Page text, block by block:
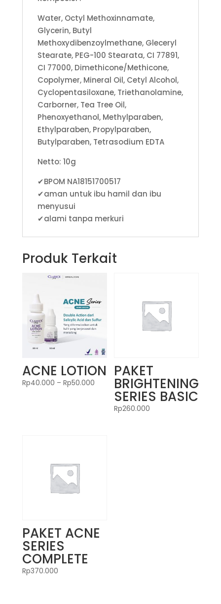
Water, Octyl Methoxinnamate,
Glycerin, Butyl
Methoxydibenzoylmethane, Gleceryl
Stearate, PEG-100 Stearata, CI 77891,
CI 77000, Dimethicone/Methicone,
Copolymer, Mineral Oil, Cetyl Alcohol,
Cyclopentasiloxane, Triethanolamine,
Carborner, Tea Tree Oil,
Phenoxyethanol, Methylparaben,
Ethylparaben, Propylparaben,
Butylparaben, Tetrasodium EDTA
Netto: 10g
✔BPOM NA18151700517
✔aman untuk ibu hamil dan ibu
menyusui
✔alami tanpa merkuri
Produk Terkait
ACNE LOTION
Rp40.000 – Rp50.000
PAKET
BRIGHTENING
SERIES BASIC
Rp260.000
PAKET ACNE
SERIES
COMPLETE
Rp370.000